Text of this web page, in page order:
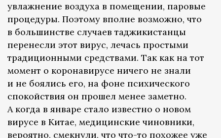
увлажнение воздуха в помещении, паровые
процедуры. Поэтому вполне возможно, что
в большинстве случаев таджикистанцы
перенесли этот вирус, лечась простыми
традиционными средствами. Так как на тот
момент о коронавирусе ничего не знали
и не боялись его, на фоне психического
спокойствия он прошел менее заметно.
А когда в январе стало известно о новом
вирусе в Китае, медицинские чиновники,
вероятно, смекнули, что что-то похожее уже